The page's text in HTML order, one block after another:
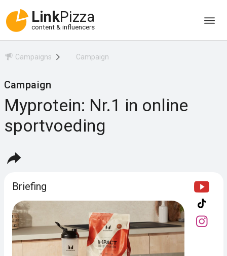
LinkPizza
content & influencers
Campaigns Campaign
Campaign
Myprotein: Nr.1 in online
sportvoeding
Briefing